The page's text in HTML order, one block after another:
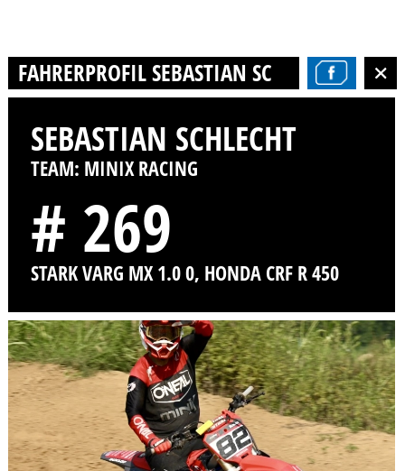
FAHRERPROFIL SEBASTIAN SCHLECHT
SEBASTIAN SCHLECHT
TEAM: MINIX RACING
# 269
STARK VARG MX 1.0 0, HONDA CRF R 450